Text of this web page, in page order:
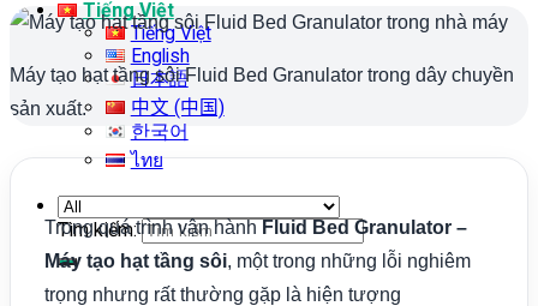
Tiếng Việt
Tiếng Việt
English
日本語
中文 (中国)
한국어
ไทย
Tìm kiếm:
Máy tạo hạt tầng sôi Fluid Bed Granulator trong dây chuyền
sản xuất.
Trong quá trình vận hành Fluid Bed Granulator –
Máy tạo hạt tầng sôi, một trong những lỗi nghiêm
trọng nhưng rất thường gặp là hiện tượng